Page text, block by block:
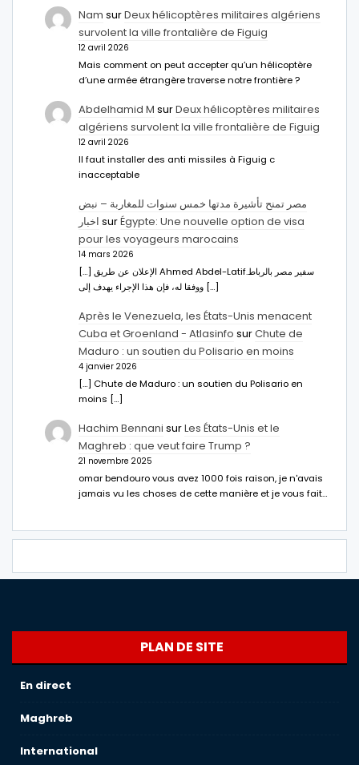
Nam surDeux hélicoptères militaires algériens
survolent la ville frontalière de Figuig
12 avril 2026
Mais comment on peut accepter qu’un hélicoptère
d’une armée étrangère traverse notre frontière ?
Abdelhamid M surDeux hélicoptères militaires
algériens survolent la ville frontalière de Figuig
12 avril 2026
Il faut installer des anti missiles à Figuig c
inacceptable
مصر تمنح تأشيرة مدتها خمس سنوات للمغاربة – نبض
اخبار surÉgypte: Une nouvelle option de visa
pour les voyageurs marocains
14 mars 2026
[…] الإعلان عن طريق Ahmed Abdel-Latifسفير مصر بالرباط.
ووفقا له، فإن هذا الإجراء يهدف إلى […]
Après le Venezuela, les États-Unis menacent
Cuba et Groenland - Atlasinfo surChute de
Maduro : un soutien du Polisario en moins
4 janvier 2026
[…] Chute de Maduro : un soutien du Polisario en
moins […]
Hachim Bennani surLes États-Unis et le
Maghreb : que veut faire Trump ?
21 novembre 2025
omar bendouro vous avez 1000 fois raison, je n'avais
jamais vu les choses de cette manière et je vous fait…
PLAN DE SITE
En direct
Maghreb
International